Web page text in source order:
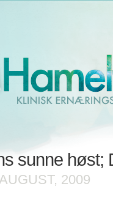
sunne høst;
2009